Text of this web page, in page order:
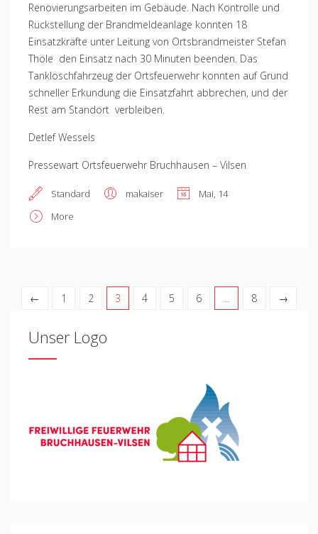
Renovierungsarbeiten im Gebäude. Nach Kontrolle und
Rückstellung der Brandmeldeanlage konnten 18
Einsatzkräfte unter Leitung von Ortsbrandmeister Stefan
Thöle den Einsatz nach 30 Minuten beenden. Das
Tanklöschfahrzeug der Ortsfeuerwehr konnten auf Grund
schneller Erkundung die Einsatzfahrt abbrechen, und der
Rest am Standort verbleiben.
Detlef Wessels
Pressewart Ortsfeuerwehr Bruchhausen – Vilsen
Standard makaiser
Mai, 14
More
← 1 2 3 4 5 6 … 8 →
Unser Logo